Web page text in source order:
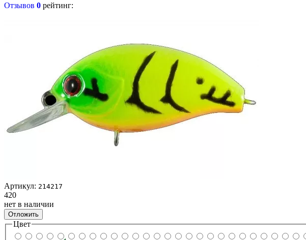
Отзывов 0 рейтинг:
Артикул: 214217
420
нет в наличии
Отложить
Цвет